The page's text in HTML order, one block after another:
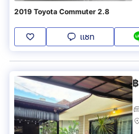
2019 Toyota Commuter 2.8
แชท
฿